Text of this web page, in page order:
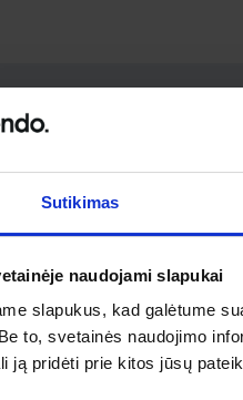
Sutikimas
naudojami slapukai
slapukus, kad galėtume
to, svetainės naudojimo
ją pridėti prie kitos jūsų